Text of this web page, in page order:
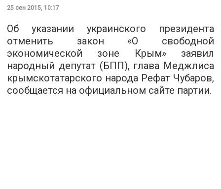
25 сен 2015, 10:17
Об указании украинского президента
отменить закон «О свободной
экономической зоне Крым» заявил
народный депутат (БПП), глава Меджлиса
крымскотатарского народа Рефат Чубаров,
сообщается на официальном сайте партии.